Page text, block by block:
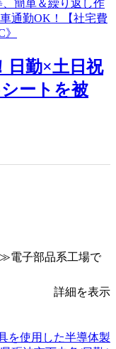
日勤×土日祝
ートを被
電子部品系工場で
詳細を表示